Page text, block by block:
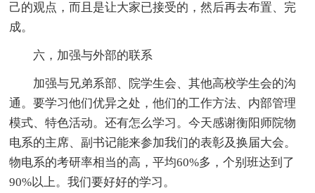
己的观点，而且是让大家已接受的，然后再去布置、完
成。
六，加强与外部的联系
加强与兄弟系部、院学生会、其他高校学生会的沟
通。要学习他们优异之处，他们的工作方法、内部管理
模式、特色活动。还有怎么学习。今天感谢衡阳师院物
电系的主席、副书记能来参加我们的表彰及换届大会。
物电系的考研率相当的高，平均60%多，个别班达到了
90%以上。我们要好好的学习。